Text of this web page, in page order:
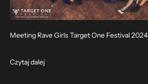
Meeting Rave Girls Target One Festival 2024
Czytaj dalej